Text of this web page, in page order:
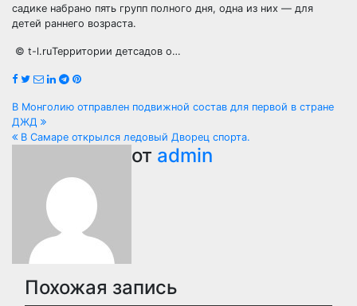
садике набрано пять групп полного дня, одна из них — для
детей раннего возраста.
© t-l.ruТерритории детсадов о…
Навигация
по
записям
В Монголию отправлен подвижной состав для первой в стране
ДЖД
В Самаре открылся ледовый Дворец спорта.
от admin
Похожая запись